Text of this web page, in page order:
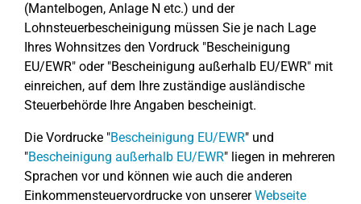
(Mantelbogen, Anlage N etc.) und der
Lohnsteuerbescheinigung müssen Sie je nach Lage
Ihres Wohnsitzes den Vordruck "Bescheinigung
EU/EWR" oder "Bescheinigung außerhalb EU/EWR" mit
einreichen, auf dem Ihre zuständige ausländische
Steuerbehörde Ihre Angaben bescheinigt.
Die Vordrucke "Bescheinigung EU/EWR" und
"Bescheinigung außerhalb EU/EWR" liegen in mehreren
Sprachen vor und können wie auch die anderen
Einkommensteuervordrucke von unsererWebseite